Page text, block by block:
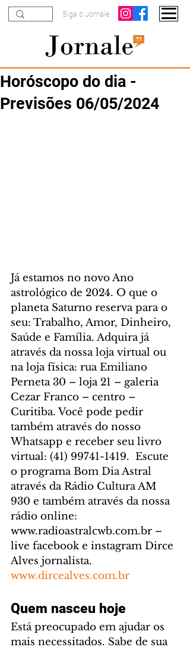
Siga o Jornale
Horóscopo do dia -
Previsões 06/05/2024
Já estamos no novo Ano
astrológico de 2024. O que o
planeta Saturno reserva para o
seu: Trabalho, Amor, Dinheiro,
Saúde e Família. Adquira já
através da nossa loja virtual ou
na loja física: rua Emiliano
Perneta 30 – loja 21 – galeria
Cezar Franco – centro –
Curitiba. Você pode pedir
também através do nosso
Whatsapp e receber seu livro
virtual: (41) 99741-1419.  Escute
o programa Bom Dia Astral
através da Rádio Cultura AM
930 e também através da nossa
rádio online:
www.radioastralcwb.com.br –
live facebook e instagram Dirce
Alves jornalista.
www.dircealves.com.br
Quem nasceu hoje
Está preocupado em ajudar os
mais necessitados. Sabe de sua